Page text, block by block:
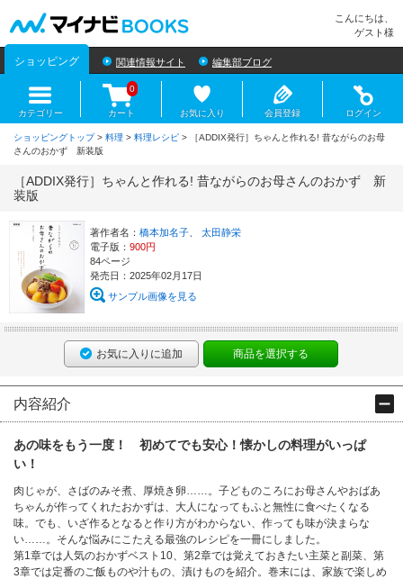
こんにちは、
ゲスト様
ショッピング 関連情報サイト 編集部ブログ
カテゴリー カート
0
お気に入り 会員登録 ログイン
ショッピングトップ> 料理 > 料理レシピ > ［ADDIX発行］ちゃんと作れる! 昔ながらのお母
さんのおかず 新装版
［ADDIX発行］ちゃんと作れる! 昔ながらのお母さんのおかず 新
装版
著作者名： 橋本加名子
太田静栄
電子版： 900円
84ページ
発売日：2025年02月17日
サンプル画像を見る
お気に入りに追加 商品を選択する
内容紹介
あの味をもう一度！ 初めてでも安心！懐かしの料理がいっぱ
い！
肉じゃが、さばのみそ煮、厚焼き卵……。子どものころにお母さんやおばあ
ちゃんが作ってくれたおかずは、大人になってもふと無性に食べたくなる
味。でも、いざ作るとなると作り方がわからない、作っても味が決まらな
い……。そんな悩みにこたえる最強のレシピを一冊にしました。
第1章では人気のおかずベスト10、第2章では覚えておきたい主菜と副菜、第
3章では定番のご飯ものや汁もの、漬けものを紹介。巻末には、家族で楽しめ